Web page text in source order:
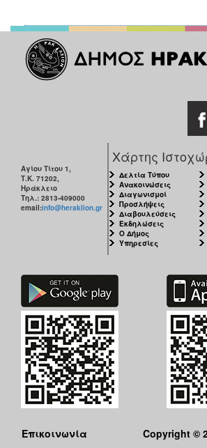
Αγίου Τίτου 1,
Τ.Κ. 71202,
Ηράκλειο
Τηλ.: 2813-409000
email:info@heraklion.gr
Χάρτης
Δελτία Τύπου
Ανακοινώσεις
Διαγωνισμοί
Προσλήψεις
Διαβουλεύσεις
Εκδηλώσεις
Ο Δήμος
Υπηρεσίες
Επικοινωνία Copyright ©